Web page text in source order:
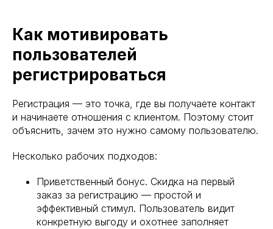
Как мотивировать
пользователей
регистрироваться
Регистрация — это точка, где вы получаете контакт
и начинаете отношения с клиентом. Поэтому стоит
объяснить, зачем это нужно самому пользователю.
Несколько рабочих подходов:
Приветственный бонус. Скидка на первый
заказ за регистрацию — простой и
эффективный стимул. Пользователь видит
конкретную выгоду и охотнее заполняет